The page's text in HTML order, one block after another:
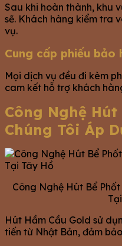
Sau khi hoàn thành, khu
sẽ. Khách hàng kiểm tra
vụ.
Cung cấp phiếu bảo
Mọi dịch vụ đều đi kèm
cam kết hỗ trợ khách
Công Nghệ
Chúng Tôi Áp
Công Nghệ Hút Bể
Hút Hầm Cầu Gold sử
tiến từ Nhật Bản, đảm